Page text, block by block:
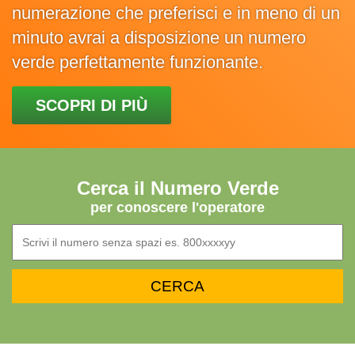
numerazione che preferisci e in meno di un
minuto avrai a disposizione un numero
verde perfettamente funzionante.
SCOPRI DI PIÙ
Cerca il Numero Verde
per conoscere l'operatore